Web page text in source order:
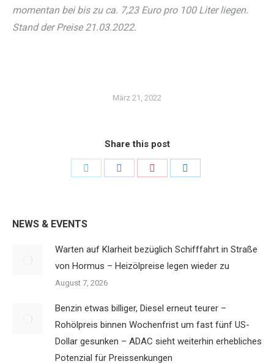
momentan bei bis zu ca. 7,23 Euro pro 100 Liter liegen.
Stand der Preise 21.03.2022.
März 21, 2022
Share this post
NEWS & EVENTS
Warten auf Klarheit bezüglich Schifffahrt in Straße
von Hormus – Heizölpreise legen wieder zu
August 7, 2026
Benzin etwas billiger, Diesel erneut teurer –
Rohölpreis binnen Wochenfrist um fast fünf US-
Dollar gesunken – ADAC sieht weiterhin erhebliches
Potenzial für Preissenkungen